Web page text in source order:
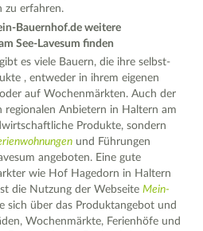
zu erfahren.
Bauernhof.de weitere
See-Lavesum finden
es viele Bauern, die ihre selbst-
, entweder in ihrem eigenen
auf Wochenmärkten. Auch der
Anbietern in Haltern am
Produkte, sondern
und Führungen
angeboten. Eine gute
wie Hof Hagedorn in Haltern
die Nutzung der WebseiteMein-
sich über das Produktangebot und
Wochenmärkte, Ferienhöfe und